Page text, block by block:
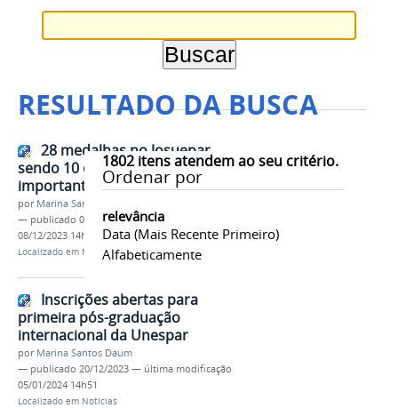
RESULTADO DA BUSCA
1802itens atendem ao seu critério.
Ordenar por
relevância
Data (mais Recente Primeiro)
Alfabeticamente
28 medalhas no Josuepar,
sendo 10 ouro, coroam um
importante resultado
por Marina Santos Daum
— publicado 08/12/2023—última modificação
08/12/2023 14h38
Localizado em Notícias
Inscrições abertas para
primeira pós-graduação
internacional da Unespar
por Marina Santos Daum
— publicado 20/12/2023 — última modificação
05/01/2024 14h51
Localizado em Notícias